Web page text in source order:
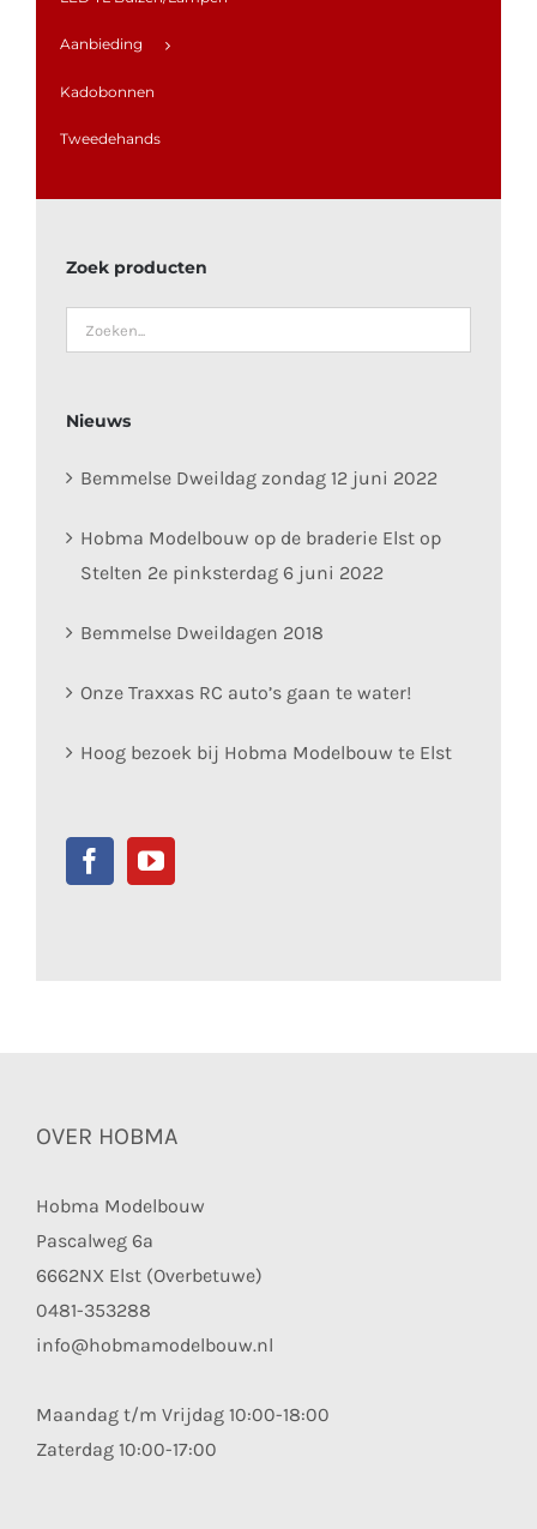
Aanbieding
Kadobonnen
Tweedehands
Zoek producten
Nieuws
Bemmelse Dweildag zondag 12 juni 2022
Hobma Modelbouw op de braderie Elst op
Stelten 2e pinksterdag 6 juni 2022
Bemmelse Dweildagen 2018
Onze Traxxas RC auto’s gaan te water!
Hoog bezoek bij Hobma Modelbouw te Elst
OVER HOBMA
Hobma Modelbouw
Pascalweg 6a
6662NX Elst (Overbetuwe)
0481-353288
info@hobmamodelbouw.nl
Maandag t/m Vrijdag 10:00-18:00
Zaterdag 10:00-17:00